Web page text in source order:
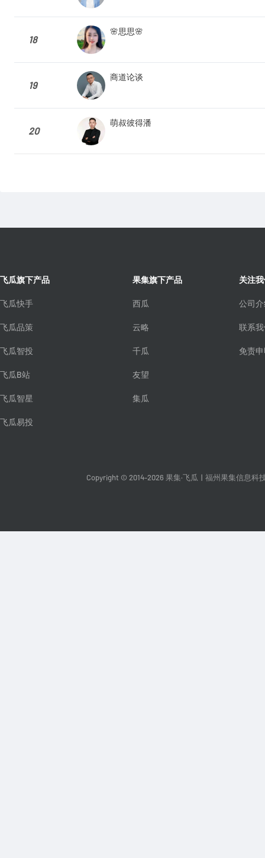
18
🌸思思🌸
19
商道论谈
20
萌叔彼得潘
飞瓜旗下产品
飞瓜快手
飞瓜品策
飞瓜智投
飞瓜B站
飞瓜智星
飞瓜易投
果集旗下产品
西瓜
云略
千瓜
友望
集瓜
关注
公司
联系
免责
Copyright © 2014-2026 果集·飞瓜 福州果集信息科